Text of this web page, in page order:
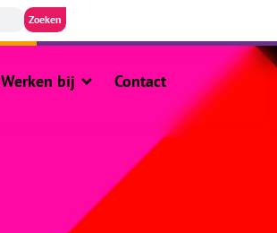
Werken bij Contact